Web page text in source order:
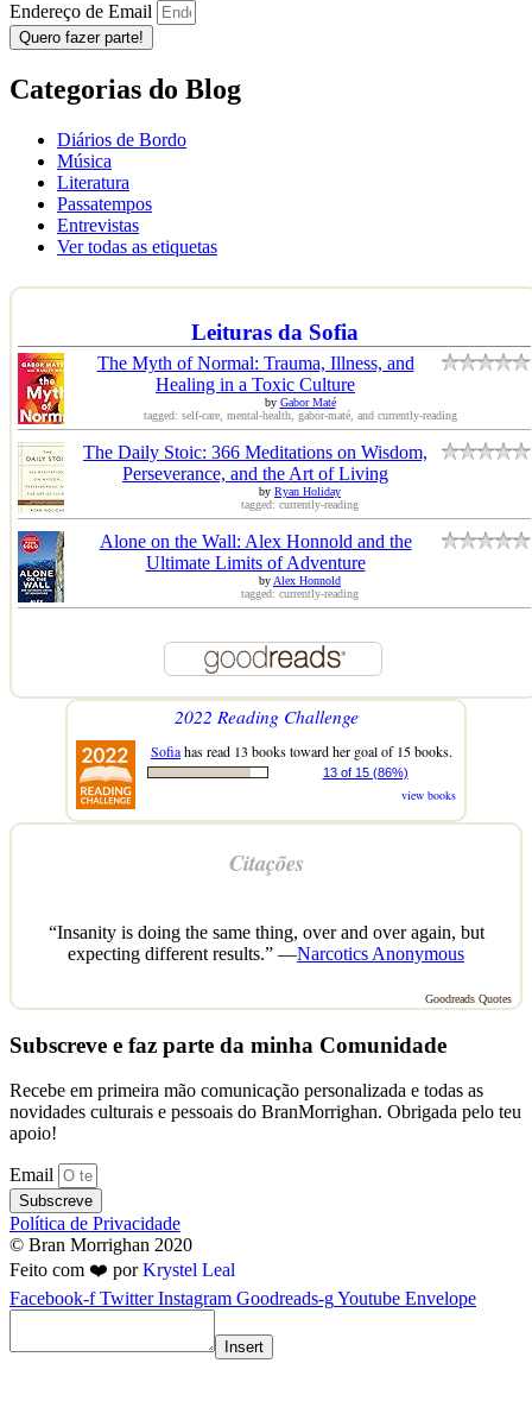
Endereço de Email
Quero fazer parte!
Categorias do Blog
Diários de Bordo
Música
Literatura
Passatempos
Entrevistas
Ver todas as etiquetas
Leituras da Sofia
The Myth of Normal: Trauma, Illness, and
Healing in a Toxic Culture
by Gabor Maté
tagged: self-care, mental-health, gabor-maté, and currently-reading
The Daily Stoic: 366 Meditations on Wisdom,
Perseverance, and the Art of Living
by Ryan Holiday
tagged: currently-reading
Alone on the Wall: Alex Honnold and the
Ultimate Limits of Adventure
byAlex Honnold
tagged: currently-reading
2022 Reading Challenge
Sofiahas read 13 books toward her goal of 15 books.
13 of 15 (86%)
view books
Citações
“Insanity is doing the same thing, over and over again, but
expecting different results.” —Narcotics Anonymous
Goodreads Quotes
Subscreve e faz parte da minha Comunidade
Recebe em primeira mão comunicação personalizada e todas as
novidades culturais e pessoais do BranMorrighan. Obrigada pelo teu
apoio!
Email
Subscreve
Política de Privacidade
© Bran Morrighan 2020
Feito com ❤️ porKrystel Leal
Facebook-f Twitter Instagram Goodreads-gYoutube Envelope
Insert